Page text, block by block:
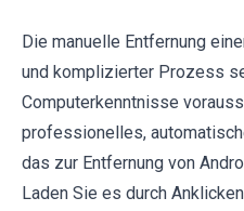
Die manuelle Entfernung
und komplizierter Prozess
Computerkenntnisse
professionelles,
das zur Entfernung von
Laden Sie es durch